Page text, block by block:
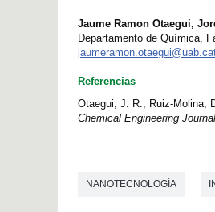
Jaume Ramon Otaegui,
Departamento de Química,
Referencias
Otaegui, J. R., Ruiz-Molina,
Chemical Engineering Journal
NANOTECNOLOGÍA